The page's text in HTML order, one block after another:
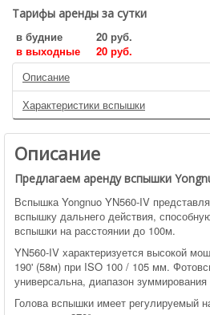
Тарифы аренды за сутки
в будние
20 руб.
в выходные
20 руб.
Описание
Характеристики вспышки
Описание
Предлагаем аренду вспышки
Вспышка Yongnuo YN560-IV
вспышку дальнего действия,
вспышки на расстоянии до 100м.
YN560-IV характеризуется высокой
190' (58м) при ISO 100 / 105 мм.
универсальна, диапазон
Голова вспышки имеет регулируемый